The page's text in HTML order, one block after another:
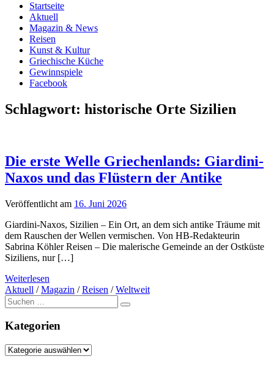
Startseite
Aktuell
Magazin & News
Reisen
Kunst & Kultur
Griechische Küche
Gewinnspiele
Facebook
Schlagwort: historische Orte Sizilien
Die erste Welle Griechenlands: Giardini-
Naxos und das Flüstern der Antike
Veröffentlicht am 16. Juni 2026
Giardini-Naxos, Sizilien – Ein Ort, an dem sich antike Träume mit
dem Rauschen der Wellen vermischen. Von HB-Redakteurin
Sabrina Köhler Reisen – Die malerische Gemeinde an der Ostküste
Siziliens, nur […]
Weiterlesen
Aktuell /Magazin /Reisen /Weltweit
Suche
nach:
Kategorien
Kategorien